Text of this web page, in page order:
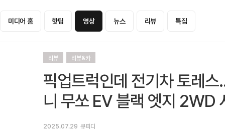
미디어 홈 핫팁 영상 뉴스 리뷰 특집
리뷰 리뷰&카
픽업트럭인데 전기차 토레
니 무쏘 EV 블랙 엣지 2WD
2025.07.29 큐피디